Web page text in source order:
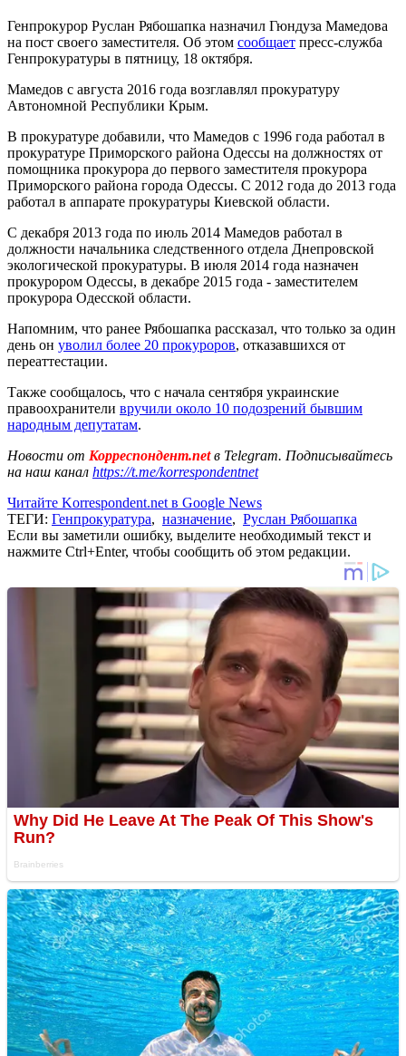
Генпрокурор Руслан Рябошапка назначил Гюндуза Мамедова
на пост своего заместителя. Об этом сообщает пресс-служба
Генпрокуратуры в пятницу, 18 октября.
Мамедов с августа 2016 года возглавлял прокуратуру
Автономной Республики Крым.
В прокуратуре добавили, что Мамедов с 1996 года работал в
прокуратуре Приморского района Одессы на должностях от
помощника прокурора до первого заместителя прокурора
Приморского района города Одессы. С 2012 года до 2013 года
работал в аппарате прокуратуры Киевской области.
С декабря 2013 года по июль 2014 Мамедов работал в
должности начальника следственного отдела Днепровской
экологической прокуратуры. В июля 2014 года назначен
прокурором Одессы, в декабре 2015 года - заместителем
прокурора Одесской области.
Напомним, что ранее Рябошапка рассказал, что только за один
день он уволил более 20 прокуроров, отказавшихся от
переаттестации.
Также сообщалось, что с начала сентября украинские
правоохранители вручили около 10 подозрений бывшим
народным депутатам.
Новости от Корреспондент.netв Telegram. Подписывайтесь
на наш канал https://t.me/korrespondentnet
Читайте Korrespondent.net в Google News
ТЕГИ: Генпрокуратура, назначение, Руслан Рябошапка
Если вы заметили ошибку, выделите необходимый текст и
нажмите Ctrl+Enter, чтобы сообщить об этом редакции.